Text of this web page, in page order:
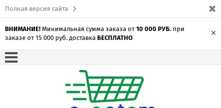
Полная версия сайта
ВНИМАНИЕ! Минимальная сумма заказа от 10 000 РУБ. при
заказе от 15 000 руб. доставка БЕСПЛАТНО ×